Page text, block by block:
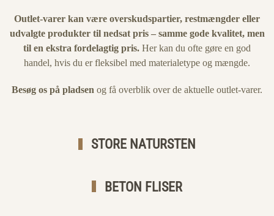
Outlet-varer kan være overskudspartier, restmængder eller
udvalgte produkter til nedsat pris – samme gode kvalitet, men
til en ekstra fordelagtig pris. Her kan du ofte gøre en god
handel, hvis du er fleksibel med materialetype og mængde.
Besøg os på pladsen og få overblik over de aktuelle outlet-varer.
STORE NATURSTEN
BETON FLISER